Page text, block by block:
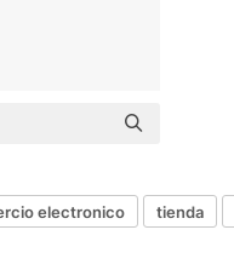
electronico tienda